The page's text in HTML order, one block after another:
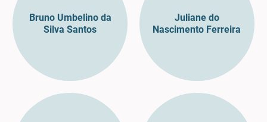
Bruno Umbelino da
Silva Santos
Juliane do
Nascimento Ferreira